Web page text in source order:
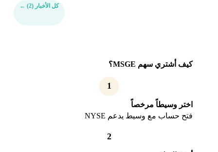
كل الأخبار (2) ←
كيف أشتري سهم MSGE؟
1
اختر وسيطاً مرخصاً
فتح حساب مع وسيط يدعم NYSE
2